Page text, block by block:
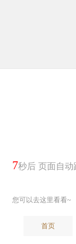
7秒后 页面自动
您可以去这里看看~
首页